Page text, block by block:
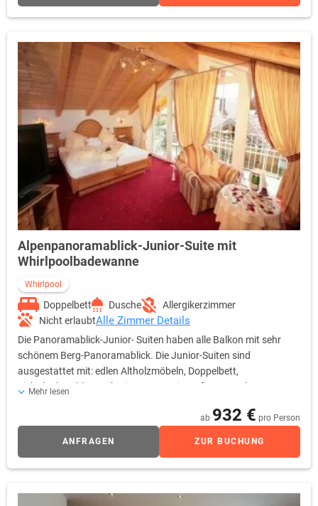
Zimmerpreise sind inklusive Frühstücksbuffet, freier Nutzung
des Wellnessbereiches, freie Nutzung des neuen, exklusiven
Cabrio-Hallenbades, Hotelparkplatz & WLAN.
Alpenpanoramablick-Junior-Suite mit
Whirlpoolbadewanne
Whirlpool
Doppelbett Dusche
Allergikerzimmer
Nicht erlaubtAlle Zimmer Details
Die Panoramablick-Junior- Suiten haben alle Balkon mit sehr
schönem Berg-Panoramablick. Die Junior-Suiten sind
ausgestattet mit: edlen Altholzmöbeln, Doppelbett,
Sichtdachstuhl, Couch-Sitzgruppe mit großer Doppel-
SKY-TV, Telefon, Tresor, Fußbodenheizung und Minibar.
separate Dusche und eine Whirlpoolbadewanne mit wechselnder
Mehr lesen
ab 932 € pro Person
ANFRAGEN ZUR BUCHUNG